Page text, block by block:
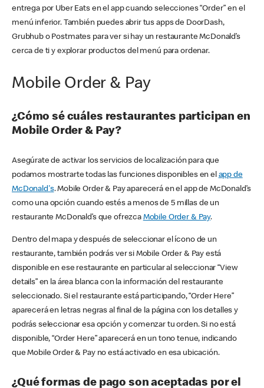
entrega por Uber Eats en el app cuando selecciones “Order” en el
menú inferior. También puedes abrir tus apps de DoorDash,
Grubhub o Postmates para ver si hay un restaurante McDonald’s
cerca de ti y explorar productos del menú para ordenar.
Mobile Order & Pay
¿Cómo sé cuáles restaurantes participan en
Mobile Order & Pay?
Asegúrate de activar los servicios de localización para que
podamos mostrarte todas las funciones disponibles en el app de
McDonald's. Mobile Order & Pay aparecerá en el app de McDonald’s
como una opción cuando estés a menos de 5 millas de un
restaurante McDonald’s que ofrezca Mobile Order & Pay.
Dentro del mapa y después de seleccionar el ícono de un
restaurante, también podrás ver si Mobile Order & Pay está
disponible en ese restaurante en particular al seleccionar “View
details” en la área blanca con la información del restaurante
seleccionado. Si el restaurante está participando, “Order Here”
aparecerá en letras negras al final de la página con los detalles y
podrás seleccionar esa opción y comenzar tu orden. Si no está
disponible, “Order Here” aparecerá en un tono tenue, indicando
que Mobile Order & Pay no está activado en esa ubicación.
¿Qué formas de pago son aceptadas por el